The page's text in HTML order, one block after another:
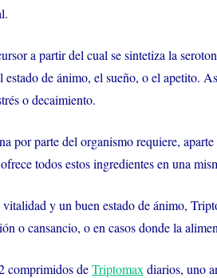
a partir del cual se sintetiza la
estado de ánimo, el sueño, o el apetito.
o decaimiento.
por parte del organismo requiere,
todos estos ingredientes en una
y un buen estado de ánimo,
o cansancio, o en casos donde la
comprimidos deTriptomax diarios, uno